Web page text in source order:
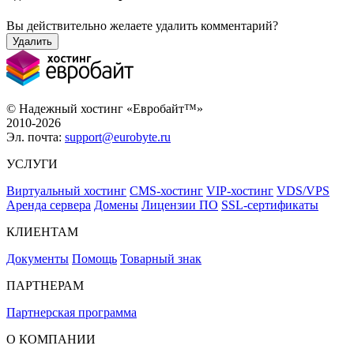
Вы действительно желаете удалить комментарий?
Удалить
© Надежный хостинг «Евробайт™»
2010-2026
Эл. почта: support@eurobyte.ru
УСЛУГИ
Виртуальный хостинг CMS-хостинг VIP-хостинг VDS/VPS
Аренда сервера Домены Лицензии ПО SSL-сертификаты
КЛИЕНТАМ
Документы Помощь Товарный знак
ПАРТНЕРАМ
Партнерская программа
О КОМПАНИИ